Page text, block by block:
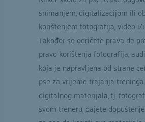
snimanjem, digitalizacijom ili
korištenjem fotografija, video
Također se odričete prava da
pravo korištenja fotografija,
koja je napravljena od strane
pse za vrijeme trajanja
digitalnog materijala, tj.
svom treneru, dajete